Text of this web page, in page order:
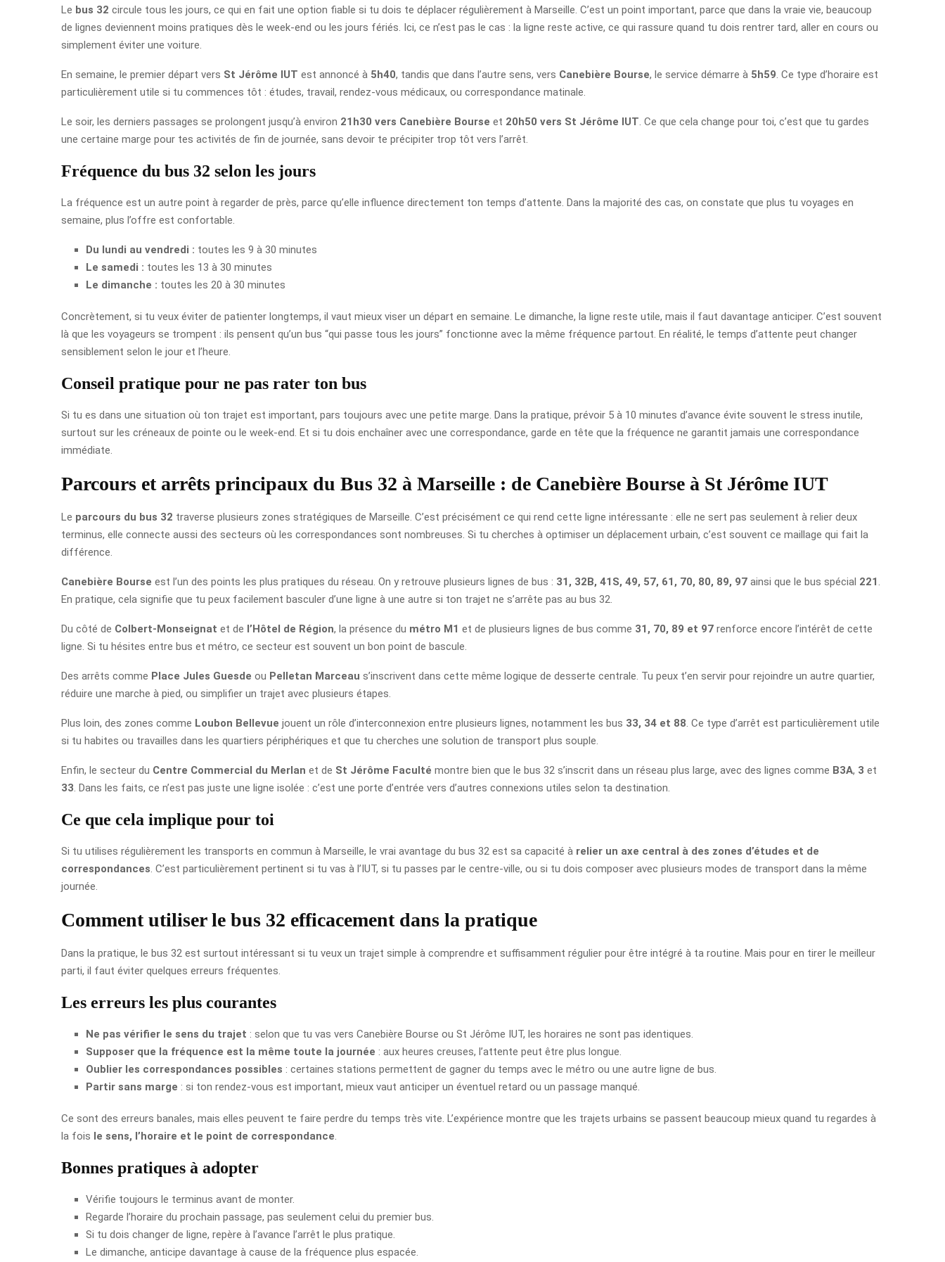
Le bus 32 circule tous les jours, ce qui en fait une option fiable si tu dois te déplacer régulièrement à Marseille. C’est un point important, parce que dans la vraie vie, beaucoup
de lignes deviennent moins pratiques dès le week-end ou les jours fériés. Ici, ce n’est pas le cas : la ligne reste active, ce qui rassure quand tu dois rentrer tard, aller en cours ou
simplement éviter une voiture.
En semaine, le premier départ vers St Jérôme IUT est annoncé à 5h40, tandis que dans l’autre sens, vers Canebière Bourse, le service démarre à 5h59 . Ce type d’horaire est
particulièrement utile si tu commences tôt : études, travail, rendez-vous médicaux, ou correspondance matinale.
Le soir, les derniers passages se prolongent jusqu’à environ 21h30 vers Canebière Bourse et 20h50 vers St Jérôme IUT . Ce que cela change pour toi, c’est que tu gardes
une certaine marge pour tes activités de fin de journée, sans devoir te précipiter trop tôt vers l’arrêt.
Fréquence du bus 32 selon les jours
La fréquence est un autre point à regarder de près, parce qu’elle influence directement ton temps d’attente. Dans la majorité des cas, on constate que plus tu voyages en
semaine, plus l’offre est confortable.
Du lundi au vendredi : toutes les 9 à 30 minutes
Le samedi : toutes les 13 à 30 minutes
Le dimanche : toutes les 20 à 30 minutes
Concrètement, si tu veux éviter de patienter longtemps, il vaut mieux viser un départ en semaine. Le dimanche, la ligne reste utile, mais il faut davantage anticiper. C’est souvent
là que les voyageurs se trompent : ils pensent qu’un bus “qui passe tous les jours” fonctionne avec la même fréquence partout. En réalité, le temps d’attente peut changer
sensiblement selon le jour et l’heure.
Conseil pratique pour ne pas rater ton bus
Si tu es dans une situation où ton trajet est important, pars toujours avec une petite marge. Dans la pratique, prévoir 5 à 10 minutes d’avance évite souvent le stress inutile,
surtout sur les créneaux de pointe ou le week-end. Et si tu dois enchaîner avec une correspondance, garde en tête que la fréquence ne garantit jamais une correspondance
immédiate.
Parcours et arrêts principaux du Bus 32 à Marseille : de Canebière Bourse à St Jérôme IUT
Le parcours du bus 32 traverse plusieurs zones stratégiques de Marseille. C’est précisément ce qui rend cette ligne intéressante : elle ne sert pas seulement à relier deux
terminus, elle connecte aussi des secteurs où les correspondances sont nombreuses. Si tu cherches à optimiser un déplacement urbain, c’est souvent ce maillage qui fait la
différence.
Canebière Bourse est l’un des points les plus pratiques du réseau. On y retrouve plusieurs lignes de bus : 31, 32B, 41S, 49, 57, 61, 70, 80, 89, 97 ainsi que le bus spécial 221
En pratique, cela signifie que tu peux facilement basculer d’une ligne à une autre si ton trajet ne s’arrête pas au bus 32.
Du côté de Colbert-Monseignat et de l’Hôtel de Région, la présence du métro M1 et de plusieurs lignes de bus comme 31, 70, 89 et 97 renforce encore l’intérêt de cette
ligne. Si tu hésites entre bus et métro, ce secteur est souvent un bon point de bascule.
Des arrêts comme Place Jules Guesde ou Pelletan Marceau s’inscrivent dans cette même logique de desserte centrale. Tu peux t’en servir pour rejoindre un autre quartier,
réduire une marche à pied, ou simplifier un trajet avec plusieurs étapes.
Plus loin, des zones comme Loubon Bellevue jouent un rôle d’interconnexion entre plusieurs lignes, notamment les bus 33, 34 et 88 . Ce type d’arrêt est particulièrement utile
si tu habites ou travailles dans les quartiers périphériques et que tu cherches une solution de transport plus souple.
Enfin, le secteur du Centre Commercial du Merlan et de St Jérôme Faculté montre bien que le bus 32 s’inscrit dans un réseau plus large, avec des lignes comme B3A, 3 et
33 . Dans les faits, ce n’est pas juste une ligne isolée : c’est une porte d’entrée vers d’autres connexions utiles selon ta destination.
Ce que cela implique pour toi
Si tu utilises régulièrement les transports en commun à Marseille, le vrai avantage du bus 32 est sa capacité à relier un axe central à des zones d’études et de
correspondances . C’est particulièrement pertinent si tu vas à l’IUT, si tu passes par le centre-ville, ou si tu dois composer avec plusieurs modes de transport dans la même
journée.
Comment utiliser le bus 32 efficacement dans la pratique
Dans la pratique, le bus 32 est surtout intéressant si tu veux un trajet simple à comprendre et suffisamment régulier pour être intégré à ta routine. Mais pour en tirer le meilleur
parti, il faut éviter quelques erreurs fréquentes.
Les erreurs les plus courantes
Ne pas vérifier le sens du trajet : selon que tu vas vers Canebière Bourse ou St Jérôme IUT, les horaires ne sont pas identiques.
Supposer que la fréquence est la même toute la journée : aux heures creuses, l’attente peut être plus longue.
Oublier les correspondances possibles : certaines stations permettent de gagner du temps avec le métro ou une autre ligne de bus.
Partir sans marge : si ton rendez-vous est important, mieux vaut anticiper un éventuel retard ou un passage manqué.
Ce sont des erreurs banales, mais elles peuvent te faire perdre du temps très vite. L’expérience montre que les trajets urbains se passent beaucoup mieux quand tu regardes à
la fois le sens, l’horaire et le point de correspondance
Bonnes pratiques à adopter
Vérifie toujours le terminus avant de monter.
Regarde l’horaire du prochain passage, pas seulement celui du premier bus.
Si tu dois changer de ligne, repère à l’avance l’arrêt le plus pratique.
Le dimanche, anticipe davantage à cause de la fréquence plus espacée.